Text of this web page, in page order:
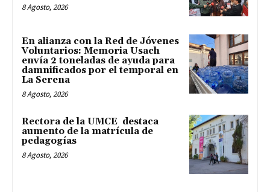
8 Agosto, 2026
En alianza con la Red de Jóvenes
Voluntarios: Memoria Usach
envía 2 toneladas de ayuda para
damnificados por el temporal en
La Serena
8 Agosto, 2026
Rectora de la UMCE destaca
aumento de la matrícula de
pedagogías
8 Agosto, 2026